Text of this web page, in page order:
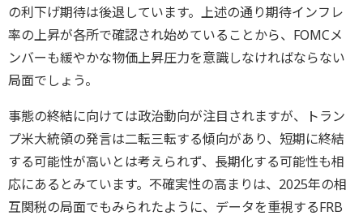
の利下げ期待は後退しています。上述の通り期待インフレ
率の上昇が各所で確認され始めていることから、FOMCメ
ンバーも緩やかな物価上昇圧力を意識しなければならない
局面でしょう。
事態の終結に向けては政治動向が注目されますが、トラン
プ米大統領の発言は二転三転する傾向があり、短期に終結
する可能性が高いとは考えられず、長期化する可能性も相
応にあるとみています。不確実性の高まりは、2025年の相
互関税の局面でもみられたように、データを重視するFRB